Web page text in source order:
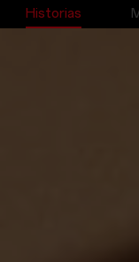
Historias